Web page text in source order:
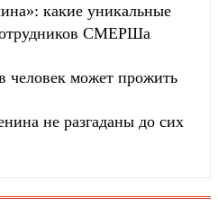
какие уникальные
СМЕРШа
человек может прожить
не разгаданы до сих